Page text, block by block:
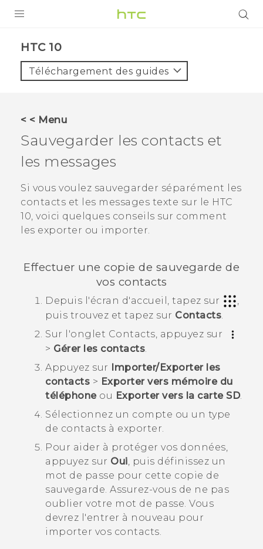
VIVE
VIVERSE
SUPPORT
Appareils HTC & Accessoires
Achat & Règlement Questions
HTC 10‎
Téléchargement des guides
< < Menu
Sauvegarder les contacts et
les messages
Si vous voulez sauvegarder séparément les
contacts et les messages texte sur le HTC
10, voici quelques conseils sur comment
les exporter ou importer.
Effectuer une copie de sauvegarde de
vos contacts
Depuis l'écran d'accueil , tapez sur
,
puis trouvez et tapez sur Contacts.
Sur l'onglet Contacts, appuyez sur
> Gérer les contacts.
Appuyez sur
Importer/Exporter les
contacts > Exporter vers mémoire du
téléphoneou Exporter vers la carte SD.
Sélectionnez un compte ou un type
de contacts à exporter.
Pour aider à protéger vos données,
appuyez sur Oui, puis définissez un
mot de passe pour cette copie de
sauvegarde. Assurez-vous de ne pas
oublier votre mot de passe. Vous
devrez l'entrer à nouveau pour
importer vos contacts.